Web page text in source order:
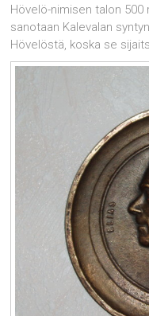
Hövelö-nimisen talon 500
sanotaan Kalevalan
Hövelöstä, koska se